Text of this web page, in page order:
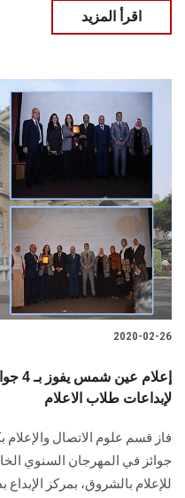
اقرأ المزيد
2020-02-26
لإبداعات طلاب الاعلام
جوائز في المهرجان السنوي